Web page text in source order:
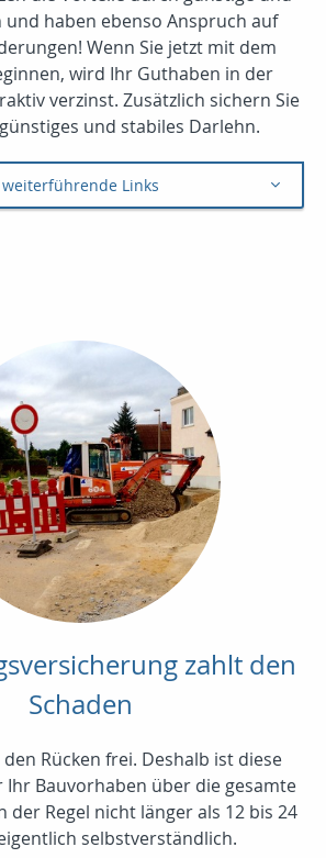
und haben ebenso Anspruch auf
Wenn Sie jetzt mit dem
wird Ihr Guthaben in der
verzinst. Zusätzlich sichern Sie
und stabiles Darlehn.
weiterführende Links
zahlt den
Schaden
Rücken frei. Deshalb ist diese
Bauvorhaben über die gesamte
der Regel nicht länger als 12 bis 24
selbstverständlich.